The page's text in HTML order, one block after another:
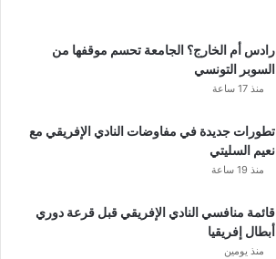
رادس أم الخارج؟ الجامعة تحسم موقفها من
السوبر التونسي
منذ 17 ساعة
تطورات جديدة في مفاوضات النادي الإفريقي مع
نعيم السليتي
منذ 19 ساعة
قائمة منافسي النادي الإفريقي قبل قرعة دوري
أبطال إفريقيا
منذ يومين